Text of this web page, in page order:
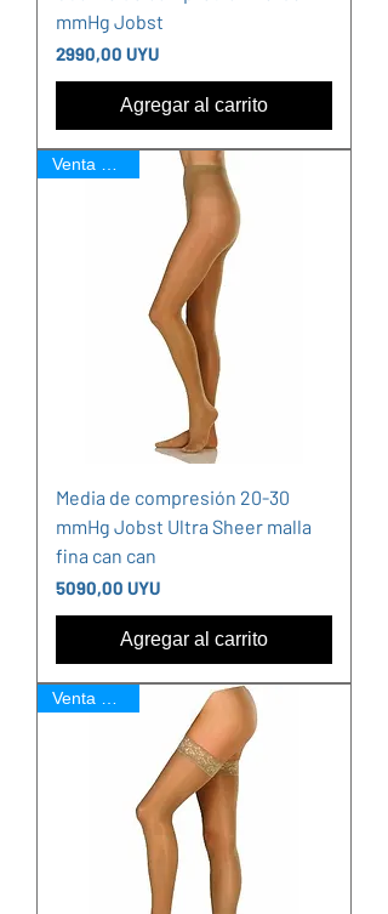
mmHg Jobst
Precio
2990,00 UYU
Agregar al carrito
Media de compresión 20-30
mmHg Jobst Ultra Sheer malla
fina can can
Precio
5090,00 UYU
Agregar al carrito